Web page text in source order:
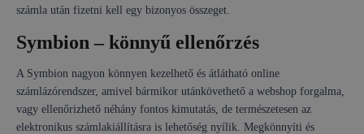
számla után fizetni kell egy bizonyos összeget.
Symbion – könnyű ellenőrzés
A Symbion nagyon könnyen kezelhető és átlátható online
számlázórendszer, amivel bármikor utánkövethető a webshop forgalma,
vagy ellenőrizhető néhány fontos kimutatás, de természetesen az
elektronikus számlakiállításra is lehetőség nyílik. Megkönnyíti és